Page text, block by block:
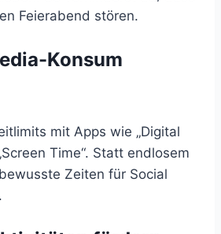
Feierabend stören.
Konsum
mit Apps wie „Digital
Time“. Statt endlosem
Zeiten für Social